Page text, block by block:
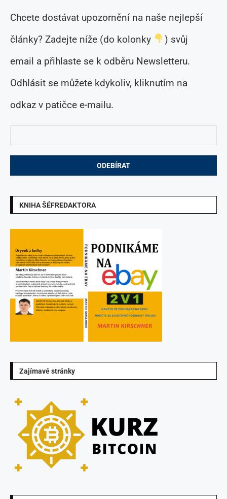
Chcete dostávat upozornění na naše nejlepší
články? Zadejte níže (do kolonky
) svůj
email a přihlaste se k odběru Newsletteru.
Odhlásit se můžete kdykoliv, kliknutím na
odkaz v patičce e-mailu.
KNIHA ŠÉFREDAKTORA
Zajímavé stránky